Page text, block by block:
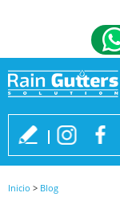
Inicio > Blog